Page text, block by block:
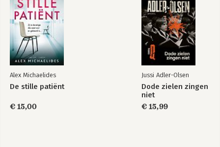
Alex Michaelides
De stille patiënt
€ 15,00
Jussi Adler-Olsen
Dode zielen zingen
niet
€ 15,99